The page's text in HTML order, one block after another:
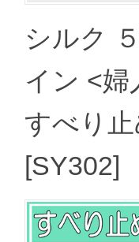
シルク
イン <
すべり
[SY302]